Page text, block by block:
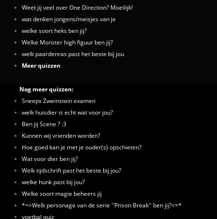
Weet jij veel over One Direction? Moeilijk!
wat denken jongens/meisjes van je
welke soort heks ben jij?
Welke Monster high figuur ben jij?
welk paardenras past het beste bij jou
Meer quizzen
Nog meer quizzen:
Sneeps Zweinstein examen
welk huisdier is echt wat voor jou?
Ben jij Scene ? :3
Kunnen wij vrienden worden?
Hoe goed kan je met je ouder(s) opschieten?
Wat voor dier ben jij?
Welk tijdschrift past het beste bij jou?
welke hunk past bij jou?
Welke soort magie beheers jij
*=>Welk personage van de serie ''Prison Break'' ben jij?<=*
voetbal quiz